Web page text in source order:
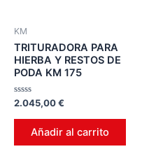
KM
TRITURADORA PARA
HIERBA Y RESTOS DE
PODA KM 175
Valorado
0
2.045,00€
Añadir al carrito